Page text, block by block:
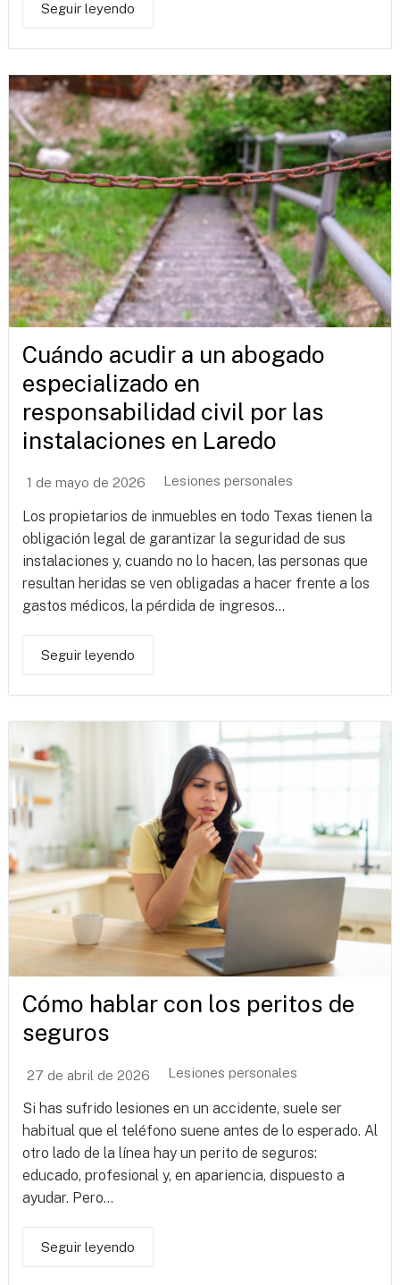
Seguir leyendo
Cuándo acudir a un abogado
especializado en
responsabilidad civil por las
instalaciones en Laredo
1 de mayo de 2026 Lesiones personales
Los propietarios de inmuebles en todo Texas tienen la
obligación legal de garantizar la seguridad de sus
instalaciones y, cuando no lo hacen, las personas que
resultan heridas se ven obligadas a hacer frente a los
gastos médicos, la pérdida de ingresos...
Seguir leyendo
Cómo hablar con los peritos de
seguros
27 de abril de 2026 Lesiones personales
Si has sufrido lesiones en un accidente, suele ser
habitual que el teléfono suene antes de lo esperado. Al
otro lado de la línea hay un perito de seguros:
educado, profesional y, en apariencia, dispuesto a
ayudar. Pero...
Seguir leyendo